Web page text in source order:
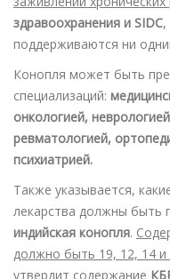
здравоохранения и SIDC,
поддерживаются ни
Конопля может быть
специализаций:
онкологией,
ревматологией,
психиатрией.
Также указывается,
лекарства должны быть
индийская конопля.
должно быть 19, 12, 14 и
утвердит содержание